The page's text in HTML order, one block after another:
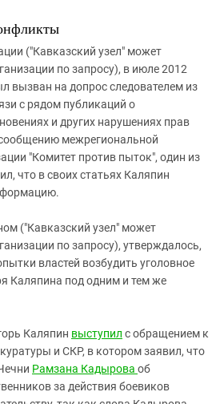
("Кавказский узел" может
по запросу), в июле 2012
вызван на допрос следователем из
с рядом публикаций о
и других нарушениях прав
межрегиональной
"Комитет против пыток", один из
что в своих статьях Каляпин
("Кавказский узел" может
по запросу), утверждалось,
властей возбудить уголовное
Каляпина под одним и тем же
Каляпин выступил с обращением к
и СКР, в котором заявил, что
Рамзана Кадырова об
за действия боевиков